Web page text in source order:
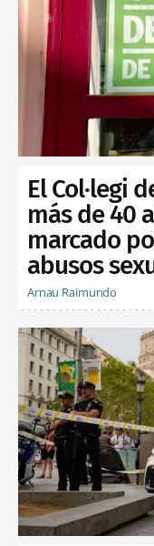
El Col·legi
más de 40
marcado
abusos
Arnau Raimundo